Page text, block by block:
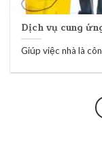
Dịch vụ cung
Giúp việc nhà là